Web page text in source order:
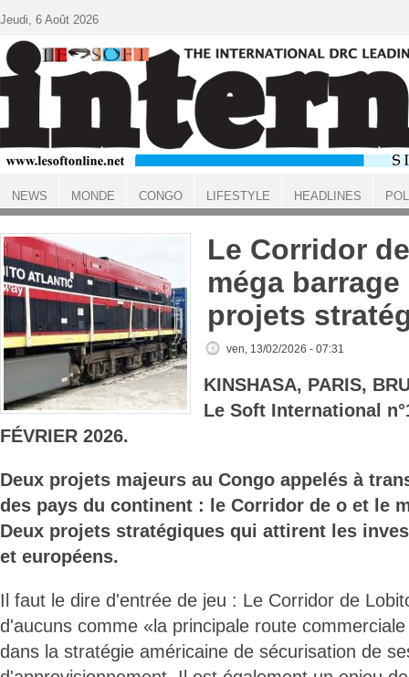
ACCUEIL
Le Corridor
méga
projets
ven, 13/02/2026 - 07:31
KINSHASA, PARIS,
Le Soft International
FÉVRIER 2026.
Deux projets majeurs au Congo appelés à
des pays du continent : le Corridor de o et le
Deux projets stratégiques qui attirent les
et européens.
Il faut le dire d'entrée de jeu : Le Corridor de
d'aucuns comme «la principale route
dans la stratégie américaine de sécurisation de
Jeudi, 6 Août 2026
NEWS MONDE CONGO LIFESTYLE HEADLINES